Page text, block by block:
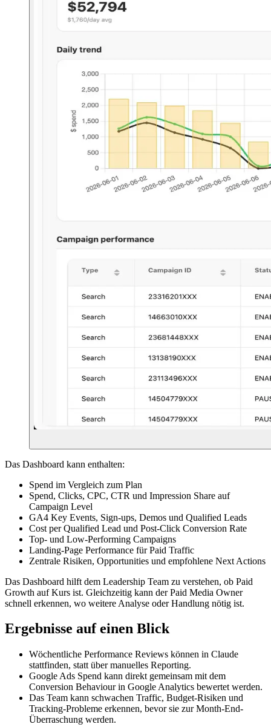
Das Dashboard kann enthalten:
Spend im Vergleich zum Plan
Spend, Clicks, CPC, CTR und Impression Share auf
Campaign Level
GA4 Key Events, Sign-ups, Demos und Qualified Leads
Cost per Qualified Lead und Post-Click Conversion Rate
Top- und Low-Performing Campaigns
Landing-Page Performance für Paid Traffic
Zentrale Risiken, Opportunities und empfohlene Next Actions
Das Dashboard hilft dem Leadership Team zu verstehen, ob Paid
Growth auf Kurs ist. Gleichzeitig kann der Paid Media Owner
schnell erkennen, wo weitere Analyse oder Handlung nötig ist.
Ergebnisse auf einen Blick
Wöchentliche Performance Reviews können in Claude
stattfinden, statt über manuelles Reporting.
Google Ads Spend kann direkt gemeinsam mit dem
Conversion Behaviour in Google Analytics bewertet werden.
Das Team kann schwachen Traffic, Budget-Risiken und
Tracking-Probleme erkennen, bevor sie zur Month-End-
Überraschung werden.